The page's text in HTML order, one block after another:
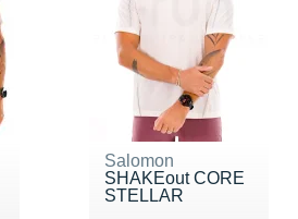
Salomon
SHAKEout CORE
STELLAR